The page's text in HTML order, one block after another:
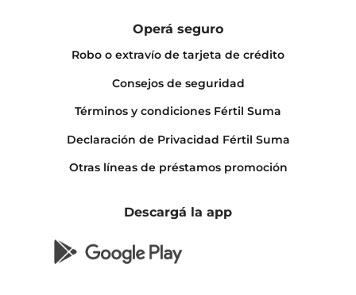
Operá seguro
Robo o extravío de tarjeta de crédito
Consejos de seguridad
Términos y condiciones Fértil Suma
Declaración de Privacidad Fértil Suma
Otras líneas de préstamos promoción
Descargá la app